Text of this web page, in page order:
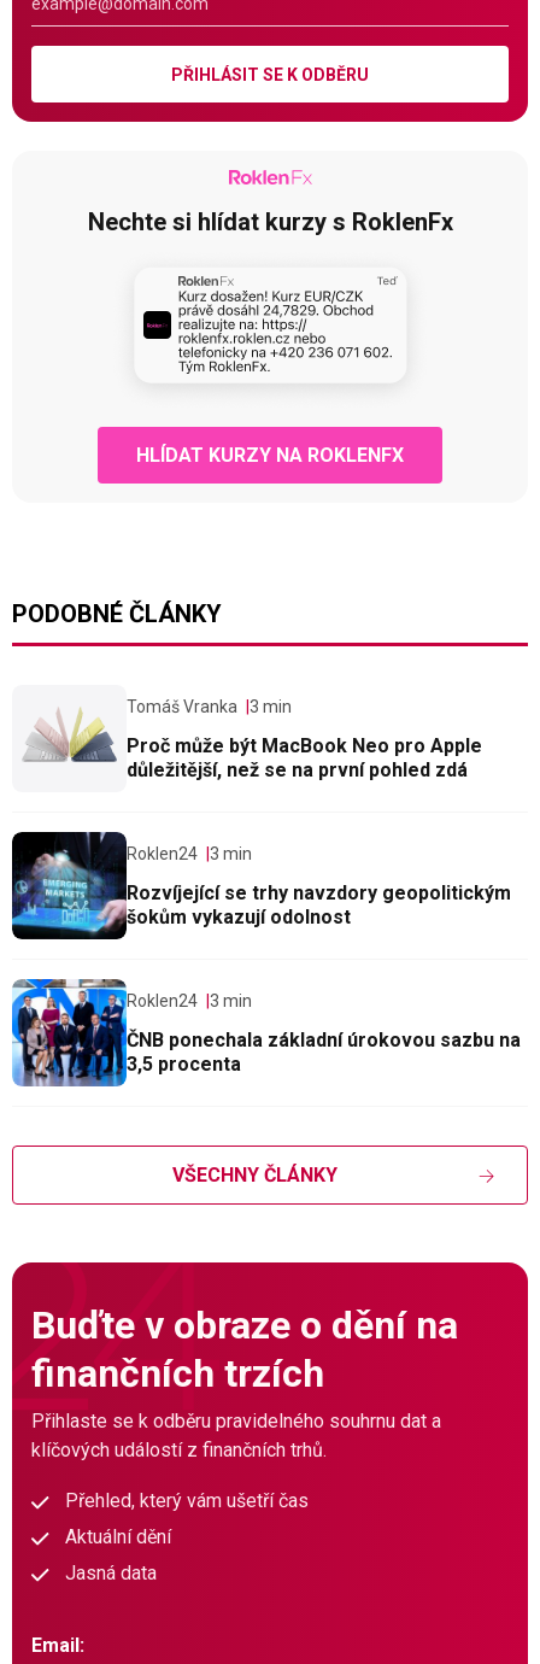
PŘIHLÁSIT SE K ODBĚRU
Nechte si hlídat kurzy s RoklenFx
HLÍDAT KURZY NA ROKLENFX
PODOBNÉ ČLÁNKY
Tomáš Vranka 3 min
Proč může být MacBook Neo pro Apple
důležitější, než se na první pohled zdá
Roklen24 3 min
Rozvíjející se trhy navzdory geopolitickým
šokům vykazují odolnost
Roklen24 3 min
ČNB ponechala základní úrokovou sazbu na
3,5 procenta
VŠECHNY ČLÁNKY
Buďte v obraze o dění na
finančních trzích
Přihlaste se k odběru pravidelného souhrnu dat a
klíčových událostí z finančních trhů.
Přehled, který vám ušetří čas
Aktuální dění
Jasná data
Email: